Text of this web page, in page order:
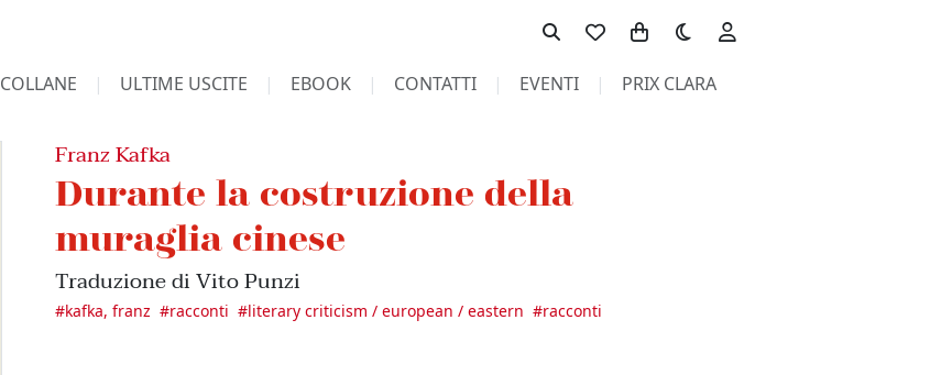
Toggle theme
COLLANE ULTIME USCITE EBOOK CONTATTI EVENTI PRIX CLARA
Franz Kafka
Durante la costruzione della
muraglia cinese
Traduzione di Vito Punzi
#kafka, franz #racconti #literary criticism / european / eastern #racconti